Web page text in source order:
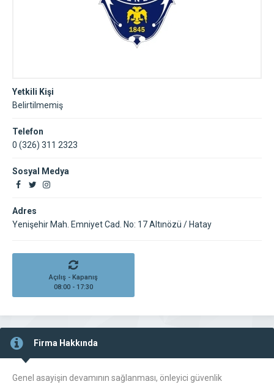
Yetkili Kişi
Belirtilmemiş
Telefon
0 (326) 311 2323
Sosyal Medya
Adres
Yenişehir Mah. Emniyet Cad. No: 17 Altınözü / Hatay
Açılış - Kapanış
08:00 - 17:30
Firma Hakkında
Genel asayişin devamının sağlanması, önleyici güvenlik